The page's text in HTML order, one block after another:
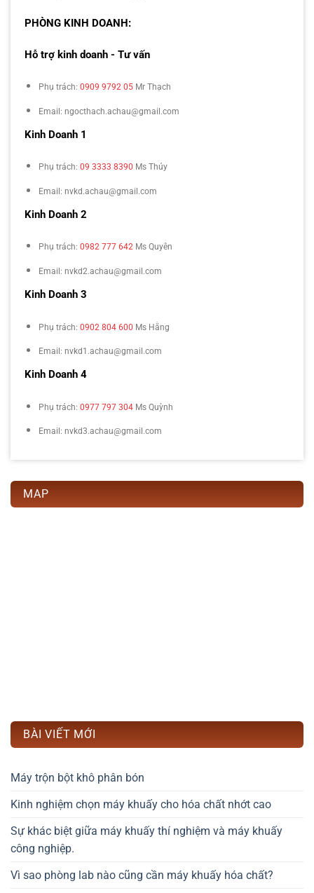
PHÒNG KINH DOANH:
Hỗ trợ kinh doanh - Tư vấn
Phụ trách: 0909 9792 05 Mr Thạch
Email: ngocthach.achau@gmail.com
Kinh Doanh 1
Phụ trách: 09 3333 8390 Ms Thúy
Email: nvkd.achau@gmail.com
Kinh Doanh 2
Phụ trách: 0982 777 642 Ms Quyên
Email: nvkd2.achau@gmail.com
Kinh Doanh 3
Phụ trách: 0902 804 600 Ms Hằng
Email: nvkd1.achau@gmail.com
Kinh Doanh 4
Phụ trách: 0977 797 304 Ms Quỳnh
Email: nvkd3.achau@gmail.com
MAP
BÀI VIẾT MỚI
Máy trộn bột khô phân bón
Kinh nghiệm chọn máy khuấy cho hóa chất nhớt cao
Sự khác biệt giữa máy khuấy thí nghiệm và máy khuấy
công nghiệp.
Vì sao phòng lab nào cũng cần máy khuấy hóa chất?